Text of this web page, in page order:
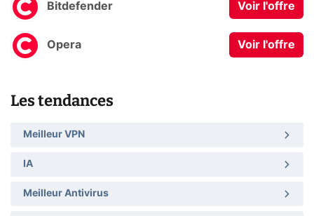
Bitdefender Voir l'offre
Opera Voir l'offre
Les tendances
Meilleur VPN
IA
Meilleur Antivirus